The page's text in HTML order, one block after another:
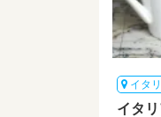
イタ
イタ